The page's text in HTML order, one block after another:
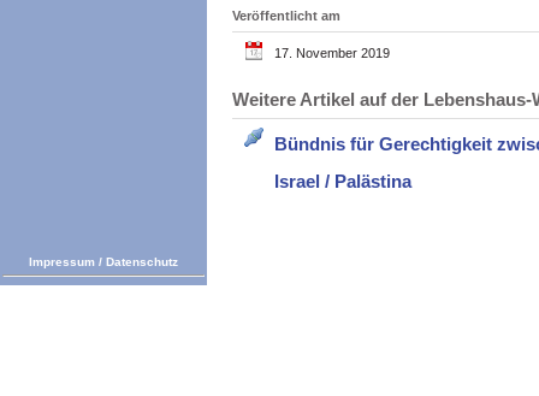
Veröffentlicht am
17. November 2019
Weitere Artikel auf der
Bündnis für Gerechtigkeit
Israel / Palästina
Impressum / Datenschutz